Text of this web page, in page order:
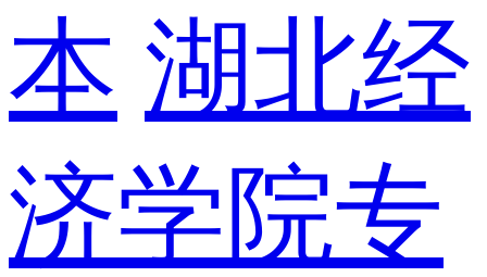
本 湖北经
济学院专